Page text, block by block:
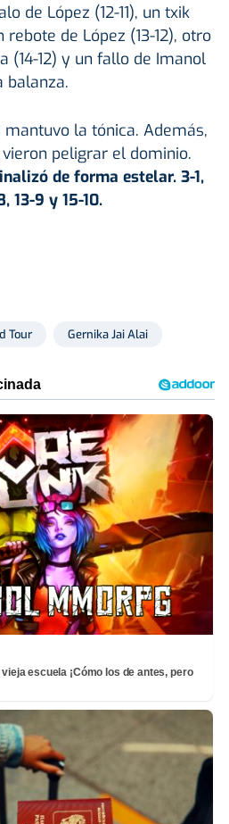
de López (12-11), un txik
rebote de López (13-12), otro
(14-12) y un fallo de Imanol
balanza.
mantuvo la tónica. Además,
peligrar el dominio.
de forma estelar. 3-1,
13-9 y 15-10.
Tour Gernika Jai Alai
escuela ¡Cómo los de antes, pero